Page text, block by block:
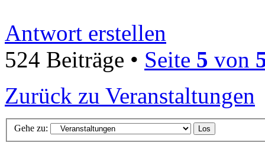
Antwort erstellen
524 Beiträge • Seite 5 von
Zurück zu Veranstaltungen
Gehe zu: